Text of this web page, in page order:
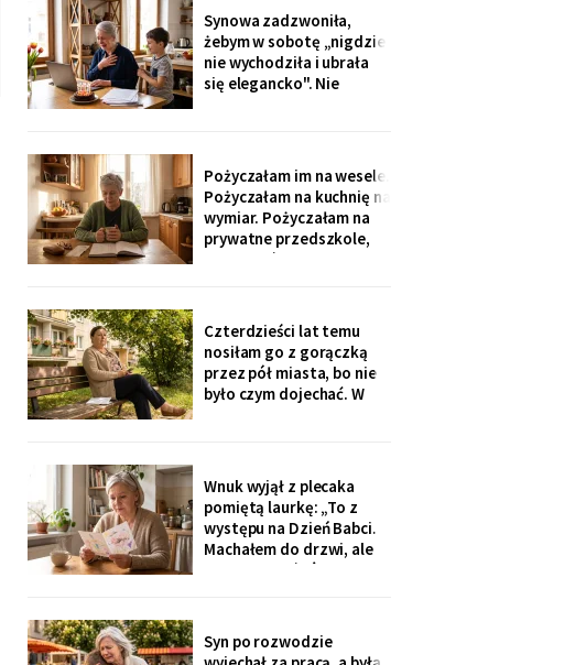
tysiące, na moje dane.
Wnuk płakał, że odda.
Córka na to: „tylko
nigdzie nie zgłaszaj,
chcesz mu zniszczyć
Synowa zadzwoniła,
żebym w sobotę „nigdzie
nie wychodziła i ubrała
się elegancko". Nie
domu opieki. Przyjechali
z tortem i laptopem:
bilety do Rzymu na moje
siedemdziesiąte
urodziny
Pożyczałam im na wesele.
Pożyczałam na kuchnię na
wymiar. Pożyczałam na
prywatne przedszkole,
„bo Kubuś jest wrażliwy".
poprosiłam o pożyczkę -
na okulary progresywne -
i usłyszałam, że „trzeba
było sobie
Czterdzieści lat temu
nosiłam go z gorączką
przez pół miasta, bo nie
było czym dojechać. W
prześwietlenie biodra.
„Mamo, od tego jest
teraz taksówka dla
seniorów, zamów sobie".
Zamówiłam - kierowca
Wnuk wyjął z plecaka
pomiętą laurkę: „To z
występu na Dzień Babci.
Machałem do drzwi, ale
nie przyszłaś". Żadnego
przekazuje je przez
rodziców. Córka
Syn po rozwodzie